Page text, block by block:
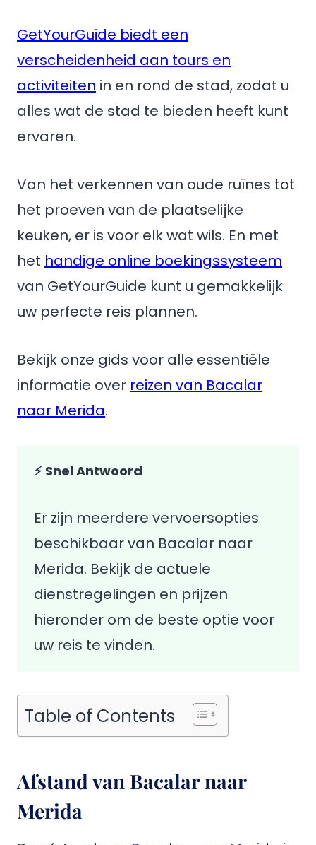
GetYourGuide biedt een
verscheidenheid aan tours en
activiteiten in en rond de stad, zodat u
alles wat de stad te bieden heeft kunt
ervaren.
Van het verkennen van oude ruïnes tot
het proeven van de plaatselijke
keuken, er is voor elk wat wils. En met
het handige online boekingssysteem
van GetYourGuide kunt u gemakkelijk
uw perfecte reis plannen.
Bekijk onze gids voor alle essentiële
informatie over reizen van Bacalar
naar Merida.
⚡ Snel Antwoord
Er zijn meerdere vervoersopties
beschikbaar van Bacalar naar
Merida. Bekijk de actuele
dienstregelingen en prijzen
hieronder om de beste optie voor
uw reis te vinden.
Table of Contents
Afstand van Bacalar naar
Merida